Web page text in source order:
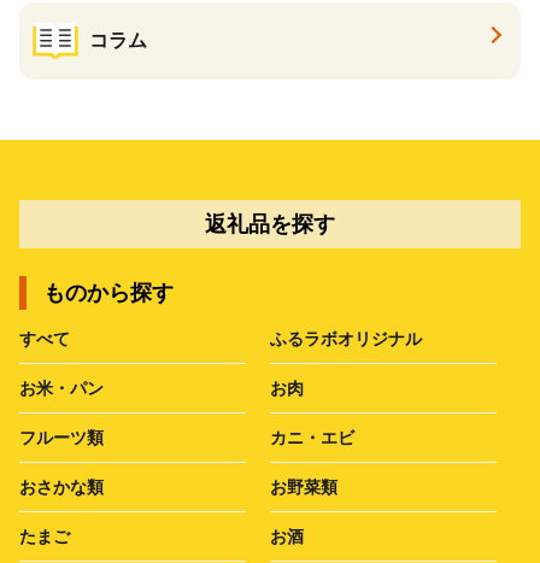
コラム
返礼品を探す
ものから探す
すべて ふるラボオリジナル
お米・パン お肉
フルーツ類 カニ・エビ
おさかな類 お野菜類
たまご お酒